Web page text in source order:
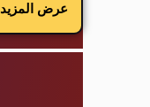
عرض المزيد